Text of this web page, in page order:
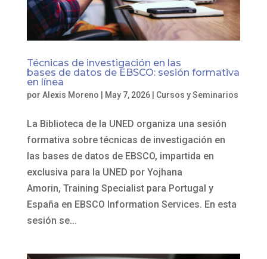
Técnicas de investigación en las
bases de datos de EBSCO: sesión formativa
en línea
por Alexis Moreno | May 7, 2026| Cursos y Seminarios
La Biblioteca de la UNED organiza una sesión
formativa sobre técnicas de investigación en
las bases de datos de EBSCO, impartida en
exclusiva para la UNED por Yojhana
Amorin, Training Specialist para Portugal y
España en EBSCO Information Services. En esta
sesión se...